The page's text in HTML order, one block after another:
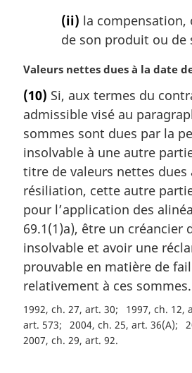
(ii) la compensation,
de son produit ou de
N
t
e
m
a
g
i
n
a
l
e
:
Valeurs nettes dues à la date
(10) Si, aux termes du
admissible visé au
sommes sont dues par la
insolvable à une autre
titre de valeurs nettes dues
résiliation, cette autre
pour l’application des
69.1(1)a), être un créancier
insolvable et avoir une
prouvable en matière de
relativement à ces sommes.
1992, ch. 27, art. 30 1997, ch. 12,
art. 573
2004, ch. 25, art. 36(A)
2007, ch. 29, art. 92